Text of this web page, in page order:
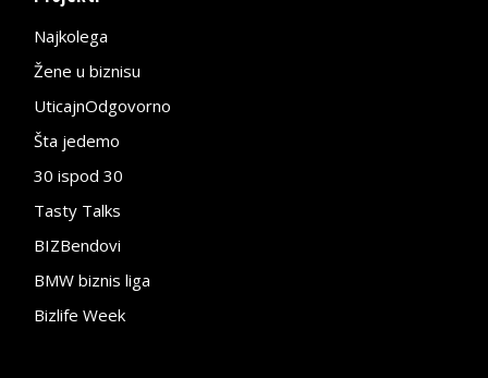
Najkolega
Žene u biznisu
UticajnOdgovorno
Šta jedemo
30 ispod 30
Tasty Talks
BIZBendovi
BMW biznis liga
Bizlife Week